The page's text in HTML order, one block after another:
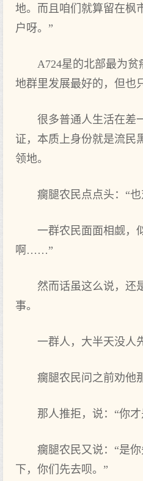
地。而且咱们就算留在枫
户呀。”
A724星的北部最为
地群里发展最好的，但也
很多普通人生活在差
证，本质上身份就是流民
领地。
瘸腿农民点点头：“也
一群农民面面相觑，
啊……”
然而话虽这么说，还
事。
一群人，大半天没人
瘸腿农民问之前劝他
那人推拒，说：“你
瘸腿农民又说：“是
下，你们先去呗。”